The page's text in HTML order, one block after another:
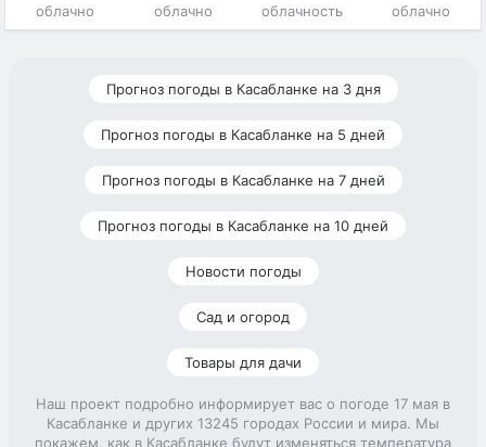
облачно облачно облачность облачно
Прогноз погоды в Касабланке на 3 дня
Прогноз погоды в Касабланке на 5 дней
Прогноз погоды в Касабланке на 7 дней
Прогноз погоды в Касабланке на 10 дней
Новости погоды
Сад и огород
Товары для дачи
Наш проект подробно информирует вас о погоде 17 мая в
Касабланке и других 13245 городах России и мира. Мы
покажем, как в Касабланке будут изменяться температура